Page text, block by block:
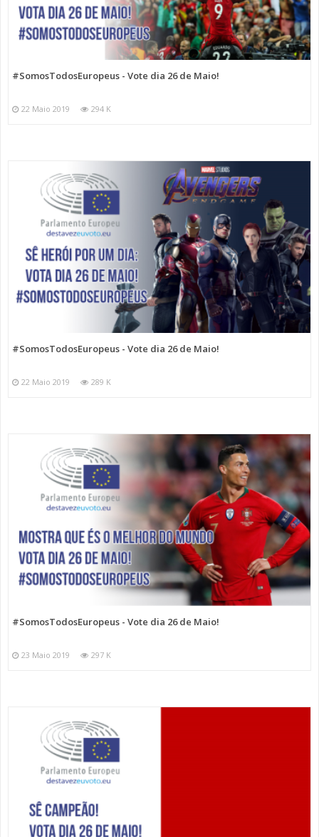
#SomosTodosEuropeus - Vote dia 26 de Maio!
22 Maio 2019 294 K
#SomosTodosEuropeus - Vote dia 26 de Maio!
22 Maio 2019 289 K
#SomosTodosEuropeus - Vote dia 26 de Maio!
23 Maio 2019 297 K